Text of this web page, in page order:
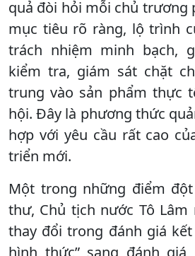
quả đòi hỏi mỗi chủ trương
mục tiêu rõ ràng, lộ trình
trách nhiệm minh bạch,
kiểm tra, giám sát chặt
trung vào sản phẩm thực
hội. Đây là phương thức
hợp với yêu cầu rất cao
triển mới.
Một trong những điểm
thư, Chủ tịch nước Tô
thay đổi trong đánh giá
hình thức” sang đánh giá